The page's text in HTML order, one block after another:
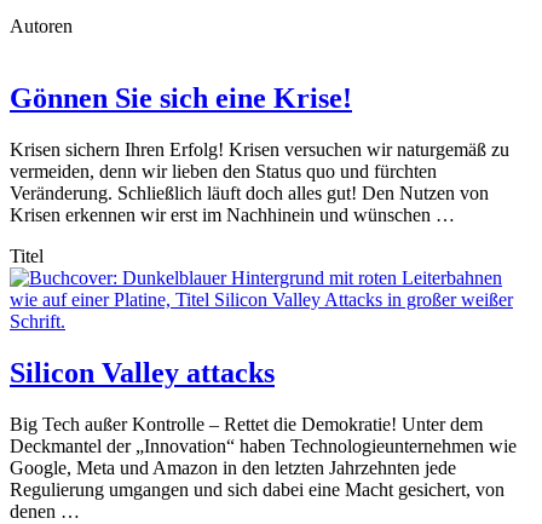
Autoren
Gönnen Sie sich eine Krise!
Krisen sichern Ihren Erfolg! Krisen versuchen wir naturgemäß zu
vermeiden, denn wir lieben den Status quo und fürchten
Veränderung. Schließlich läuft doch alles gut! Den Nutzen von
Krisen erkennen wir erst im Nachhinein und wünschen …
Titel
Silicon Valley attacks
Big Tech außer Kontrolle – Rettet die Demokratie! Unter dem
Deckmantel der „Innovation“ haben Technologieunternehmen wie
Google, Meta und Amazon in den letzten Jahrzehnten jede
Regulierung umgangen und sich dabei eine Macht gesichert, von
denen …